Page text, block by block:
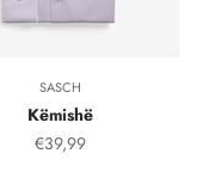
SASCH
Këmishë
Çmimi i shitjes, çmimi
€39,99